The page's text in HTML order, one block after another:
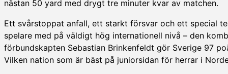
nästan 50 yard med drygt tre minuter kvar av matchen.
Ett svårstoppat anfall, ett starkt försvar och ett special
spelare med på väldigt hög internationell nivå – den
förbundskapten Sebastian Brinkenfeldt gör Sverige 97
Vilken nation som är bäst på juniorsidan för herrar i